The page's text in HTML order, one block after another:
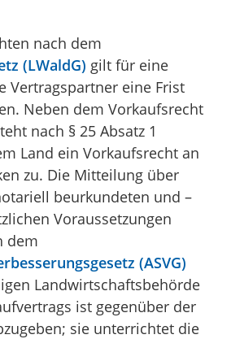
nach dem
(LWaldG) gilt für eine
Vertragspartner eine Frist
Neben dem Vorkaufsrecht
nach § 25 Absatz 1
Land ein Vorkaufsrecht an
zu. Die Mitteilung über
beurkundeten und –
Voraussetzungen
dem
(ASVG)
Landwirtschaftsbehörde
ist gegenüber der
sie unterrichtet die